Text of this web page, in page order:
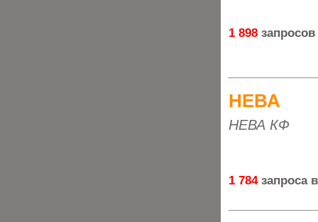
1 898
НЕВА
НЕВА КФ
1 784 запроса